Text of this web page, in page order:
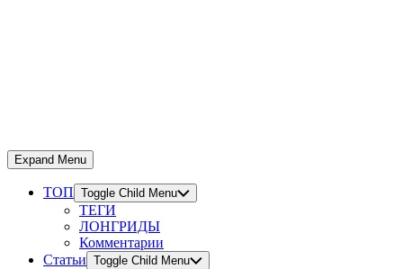
Expand Menu
ТОП Toggle Child Menu
ТЕГИ
ЛОНГРИДЫ
Комментарии
Статьи Toggle Child Menu